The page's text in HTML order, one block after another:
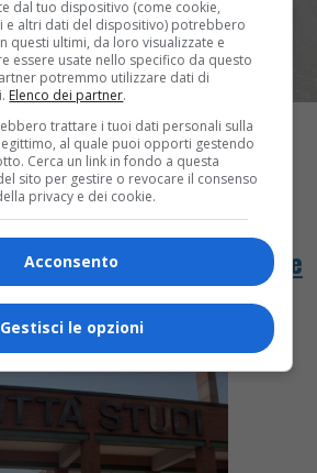
donna trovato in un canale
da parte dei vigili del fuoco.
dal tuo dispositivo (come cookie,
e altri dati del dispositivo) potrebbero
questi ultimi, da loro visualizzate e
essere usate nello specifico da questo
potremmo utilizzare dati di
Elenco dei partner.
trattare i tuoi dati personali sulla
al quale puoi opporti gestendo
Cerca un link in fondo a questa
sito per gestire o revocare il consenso
privacy e dei cookie.
Acconsento
Gestisci le opzioni